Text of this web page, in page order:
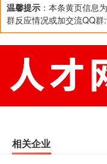
温馨提示 ：本条黄页信息
群反应情况或加交流QQ群
相关企业